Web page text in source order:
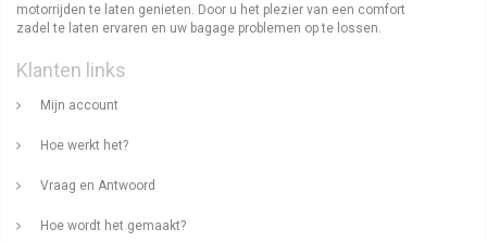
motorrijden te laten genieten. Door u het plezier van een comfort
zadel te laten ervaren en uw bagage problemen op te lossen.
Klanten links
Mijn account
Hoe werkt het?
Vraag en Antwoord
Hoe wordt het gemaakt?